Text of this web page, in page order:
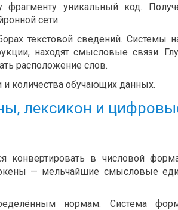
уникальный код.
сети.
текстовой сведений. Системы
находят смысловые связи.
расположение слов.
и количества обучающих данных.
лексикон и
конвертировать в числовой
токены — мельчайшие смысловые
нормам. Система